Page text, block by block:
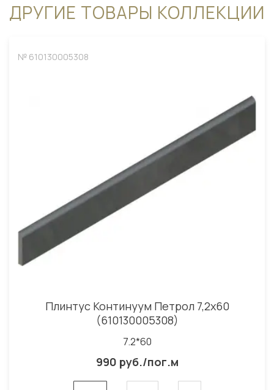
ДРУГИЕ ТОВАРЫ КОЛЛЕКЦИИ
№ 610130005308
Плинтус Континуум Петрол 7,2x60
(610130005308)
7.2*60
990 руб./пог.м